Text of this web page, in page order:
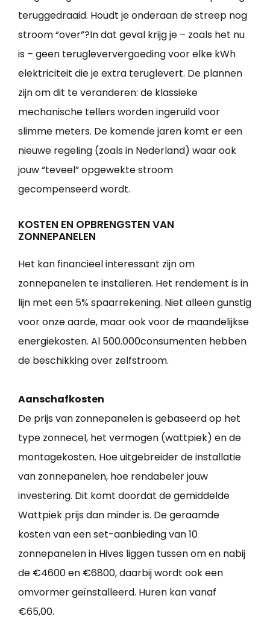
teruggedraaid. Houdt je onderaan de streep nog
stroom “over”?In dat geval krijg je – zoals het nu
is – geen terugleververgoeding voor elke kWh
elektriciteit die je extra teruglevert. De plannen
zijn om dit te veranderen: de klassieke
mechanische tellers worden ingeruild voor
slimme meters. De komende jaren komt er een
nieuwe regeling (zoals in Nederland) waar ook
jouw “teveel” opgewekte stroom
gecompenseerd wordt.
KOSTEN EN OPBRENGSTEN VAN
ZONNEPANELEN
Het kan financieel interessant zijn om
zonnepanelen te installeren. Het rendement is in
lijn met een 5% spaarrekening. Niet alleen gunstig
voor onze aarde, maar ook voor de maandelijkse
energiekosten. Al 500.000consumenten hebben
de beschikking over zelfstroom.
Aanschafkosten
De prijs van zonnepanelen is gebaseerd op het
type zonnecel, het vermogen (wattpiek) en de
montagekosten. Hoe uitgebreider de installatie
van zonnepanelen, hoe rendabeler jouw
investering. Dit komt doordat de gemiddelde
Wattpiek prijs dan minder is. De geraamde
kosten van een set-aanbieding van 10
zonnepanelen in Hives liggen tussen om en nabij
de €4600 en €6800, daarbij wordt ook een
omvormer geïnstalleerd. Huren kan vanaf
€65,00.